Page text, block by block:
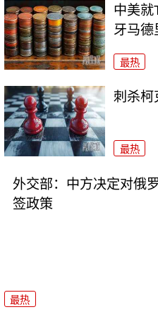
中美就
牙马德
最热
刺杀柯
最热
外交部：中方决定对俄
签政策
最热